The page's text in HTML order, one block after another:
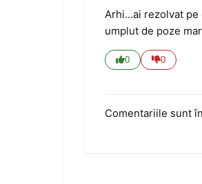
Arhi…ai rezolvat pe
umplut de poze
0 0
Comentariile sunt